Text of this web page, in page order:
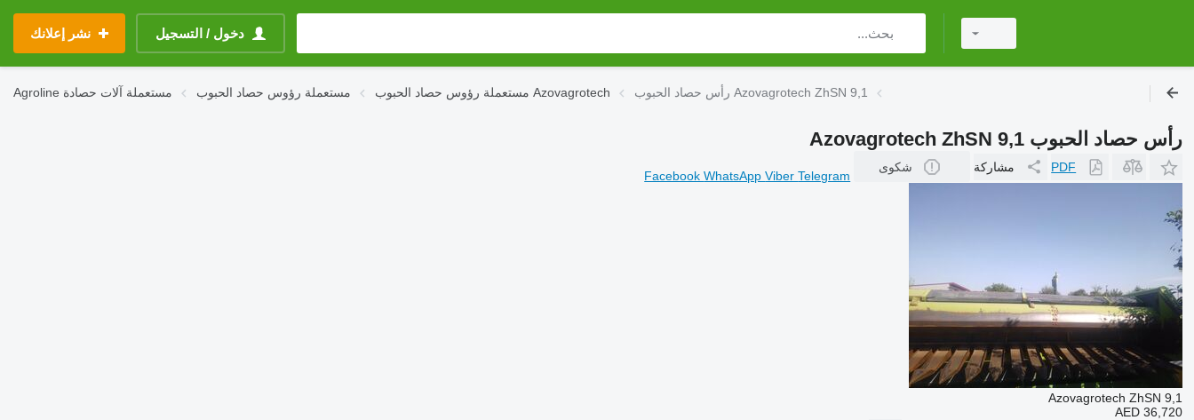
دخول / التسجيل نشر إعلانك
Agroline مستعملة آلات حصادة مستعملة رؤوس حصاد الحبوب مستعملة رؤوس حصاد الحبوب Azovagrotech رأس حصاد الحبوب Azovagrotech ZhSN 9,1
رأس حصاد الحبوب Azovagrotech ZhSN 9,1
PDF مشاركة شكوى
FacebookWhatsAppViberTelegram
Azovagrotech ZhSN 9,1
AED 36,720